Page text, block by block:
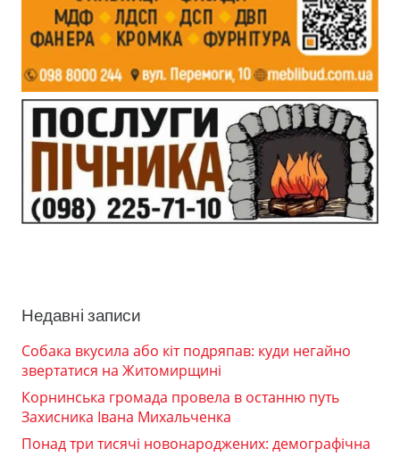
Недавні записи
Собака вкусила або кіт подряпав: куди негайно
звертатися на Житомирщині
Корнинська громада провела в останню путь
Захисника Івана Михальченка
Понад три тисячі новонароджених: демографічна